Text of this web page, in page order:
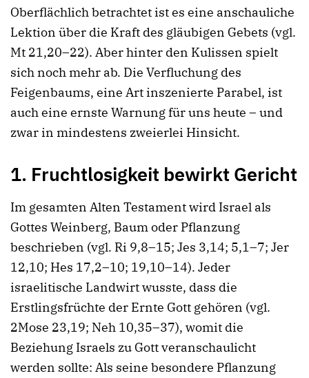
Oberflächlich betrachtet ist es eine anschauliche
Lektion über die Kraft des gläubigen Gebets (vgl.
Mt 21,20–22). Aber hinter den Kulissen spielt
sich noch mehr ab. Die Verfluchung des
Feigenbaums, eine Art inszenierte Parabel, ist
auch eine ernste Warnung für uns heute – und
zwar in mindestens zweierlei Hinsicht.
1. Fruchtlosigkeit bewirkt Gericht
Im gesamten Alten Testament wird Israel als
Gottes Weinberg, Baum oder Pflanzung
beschrieben (vgl. Ri 9,8–15; Jes 3,14; 5,1–7; Jer
12,10; Hes 17,2–10; 19,10–14). Jeder
israelitische Landwirt wusste, dass die
Erstlingsfrüchte der Ernte Gott gehören (vgl.
2Mose 23,19; Neh 10,35–37), womit die
Beziehung Israels zu Gott veranschaulicht
werden sollte: Als seine besondere Pflanzung